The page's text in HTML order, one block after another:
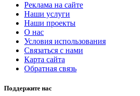
Реклама на сайте
Наши услуги
Наши проекты
О нас
Условия использования
Связаться с нами
Карта сайта
Обратная связь
Поддержите нас